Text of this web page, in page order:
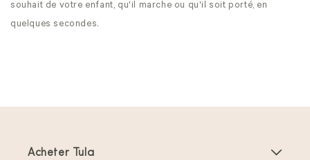
souhait de votre enfant, qu'il marche ou qu'il soit porté, en
quelques secondes.
Acheter Tula